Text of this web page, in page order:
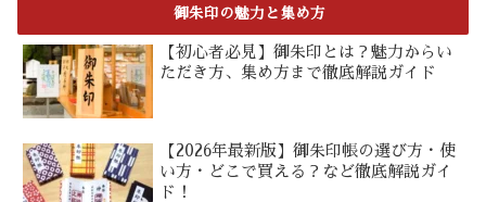
御朱印の魅力と集め方
【初心者必見】御朱印とは？魅力からい
ただき方、集め方まで徹底解説ガイド
【2026年最新版】御朱印帳の選び方・使
い方・どこで買える？など徹底解説ガイ
ド！